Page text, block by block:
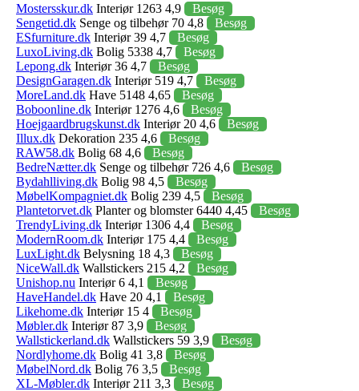
Mostersskur.dk Interiør 1263 4,9
Besøg
Sengetid.dk Senge og tilbehør 70 4,8
Besøg
ESfurniture.dk Interiør 39 4,7
Besøg
LuxoLiving.dk Bolig 5338 4,7
Besøg
Lepong.dk Interiør 36 4,7
Besøg
DesignGaragen.dk Interiør 519 4,7
Besøg
MoreLand.dk Have 5148 4,65
Besøg
Boboonline.dk Interiør 1276 4,6
Besøg
Hoejgaardbrugskunst.dk Interiør 20 4,6
Besøg
Illux.dk Dekoration 235 4,6
Besøg
RAW58.dk Bolig 68 4,6
Besøg
BedreNætter.dk Senge og tilbehør 726 4,6
Besøg
Bydahlliving.dk Bolig 98 4,5
Besøg
MøbelKompagniet.dk Bolig 239 4,5
Besøg
Plantetorvet.dk Planter og blomster 6440 4,45
Besøg
TrendyLiving.dk Interiør 1306 4,4
Besøg
ModernRoom.dk Interiør 175 4,4
Besøg
LuxLight.dk Belysning 18 4,3
Besøg
NiceWall.dk Wallstickers 215 4,2
Besøg
Unishop.nu Interiør 6 4,1
Besøg
HaveHandel.dk Have 20 4,1
Besøg
Likehome.dk Interiør 15 4
Besøg
Møbler.dk Interiør 87 3,9
Besøg
Wallstickerland.dk Wallstickers 59 3,9
Besøg
Nordlyhome.dk Bolig 41 3,8
Besøg
MøbelNord.dk Bolig 76 3,5
Besøg
XL-Møbler.dk Interiør 211 3,3
Besøg